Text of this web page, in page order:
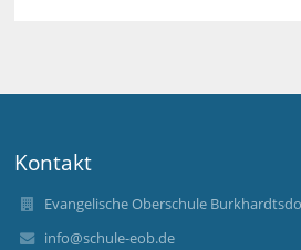
Kontakt
Evangelische Oberschule
info@schule-eob.de